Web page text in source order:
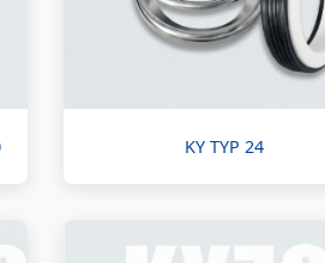
KY TYP 24